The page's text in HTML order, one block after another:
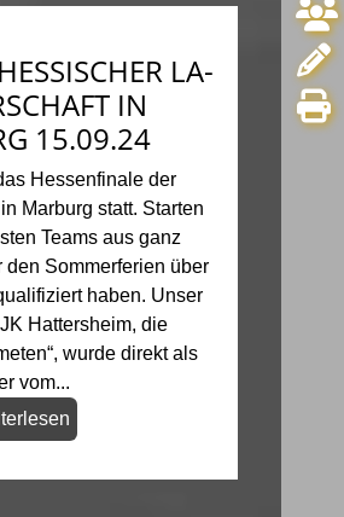
LA-
IN
15.09.24
Hessenfinale der
Marburg statt. Starten
Teams aus ganz
den Sommerferien über
haben. Unser
Hattersheim, die
wurde direkt als
vom...